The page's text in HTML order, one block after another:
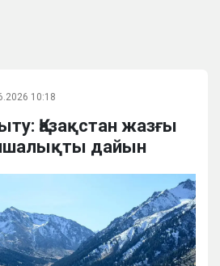
10:18
Қазақстан жазғы
дайын